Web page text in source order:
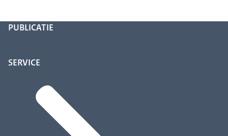
PUBLICATIE
SERVICE